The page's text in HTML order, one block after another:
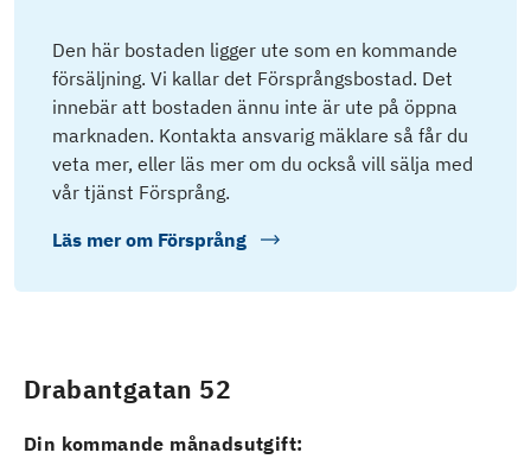
Den här bostaden ligger ute som en kommande
försäljning. Vi kallar det Försprångsbostad. Det
innebär att bostaden ännu inte är ute på öppna
marknaden. Kontakta ansvarig mäklare så får du
veta mer, eller läs mer om du också vill sälja med
vår tjänst Försprång.
Läs mer om Försprång
Drabantgatan 52
Din kommande månadsutgift: